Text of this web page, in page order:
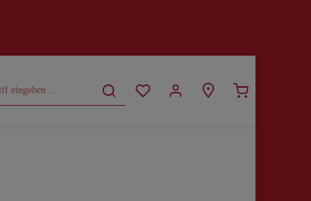
CURVY